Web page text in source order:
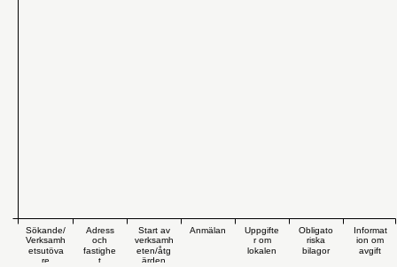
Sökande/
Verksamh
etsutöva
re
Adress
och
fastighe
t
Start av
verksamh
eten/åtg
ärden
Anmälan
Uppgifte
r om
lokalen
Obligato
riska
bilagor
Informat
ion om
avgift